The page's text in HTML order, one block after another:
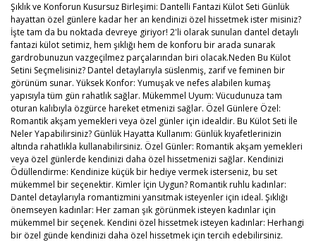
Şıklık ve Konforun Kusursuz Birleşimi: Dantelli Fantazi Külot Seti Günlük
hayattan özel günlere kadar her an kendinizi özel hissetmek ister misiniz?
İşte tam da bu noktada devreye giriyor! 2'li olarak sunulan dantel detaylı
fantazi külot setimiz, hem şıklığı hem de konforu bir arada sunarak
gardrobunuzun vazgeçilmez parçalarından biri olacak.Neden Bu Külot
Setini Seçmelisiniz? Dantel detaylarıyla süslenmiş, zarif ve feminen bir
görünüm sunar. Yüksek Konfor: Yumuşak ve nefes alabilen kumaş
yapısıyla tüm gün rahatlık sağlar. Mükemmel Uyum: Vücudunuza tam
oturan kalıbıyla özgürce hareket etmenizi sağlar. Özel Günlere Özel:
Romantik akşam yemekleri veya özel günler için idealdir. Bu Külot Seti İle
Neler Yapabilirsiniz? Günlük Hayatta Kullanım: Günlük kıyafetlerinizin
altında rahatlıkla kullanabilirsiniz. Özel Günler: Romantik akşam yemekleri
veya özel günlerde kendinizi daha özel hissetmenizi sağlar. Kendinizi
Ödüllendirme: Kendinize küçük bir hediye vermek isterseniz, bu set
mükemmel bir seçenektir. Kimler İçin Uygun? Romantik ruhlu kadınlar:
Dantel detaylarıyla romantizmini yansıtmak isteyenler için ideal. Şıklığı
önemseyen kadınlar: Her zaman şık görünmek isteyen kadınlar için
mükemmel bir seçenek. Kendini özel hissetmek isteyen kadınlar: Herhangi
bir özel günde kendinizi daha özel hissetmek için tercih edebilirsiniz.